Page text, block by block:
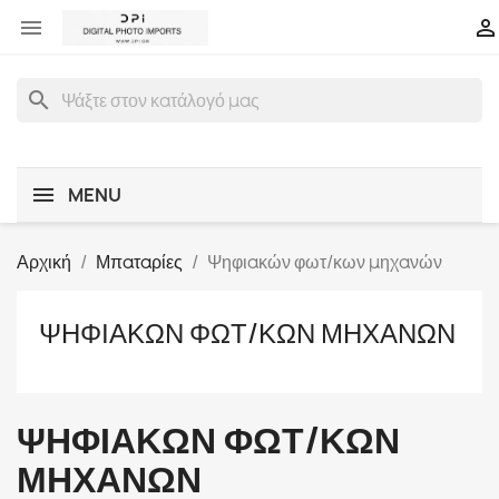
 
search
MENU
Αρχική Μπαταρίες Ψηφιακών φωτ/κων μηχανών
ΨΗΦΙΑΚΏΝ ΦΩΤ/ΚΩΝ ΜΗΧΑΝΏΝ
ΨΗΦΙΑΚΏΝ ΦΩΤ/ΚΩΝ
ΜΗΧΑΝΏΝ